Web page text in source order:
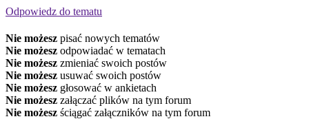
Odpowiedz do tematu
Nie możesz pisać nowych tematów
Nie możesz odpowiadać w tematach
Nie możesz zmieniać swoich postów
Nie możesz usuwać swoich postów
Nie możesz głosować w ankietach
Nie możesz załączać plików na tym forum
Nie możesz ściągać załączników na tym forum